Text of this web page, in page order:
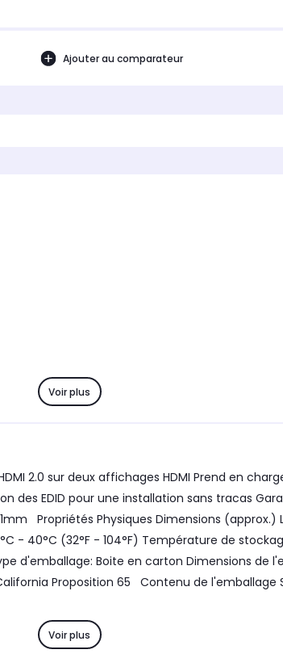
Ajouter au comparateur
Voir plus
2.0 sur deux affichages HDMI Prend en
des EDID pour une installation sans tracas
Propriétés Physiques Dimensions (approx.)
- 40°C (32°F - 104°F) Température de
d'emballage: Boite en carton Dimensions de
Proposition 65 Contenu de l'emballage
Voir plus